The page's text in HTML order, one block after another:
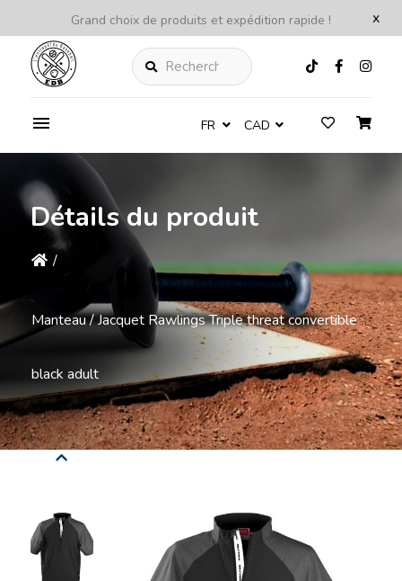
x
Grand choix de produits et expédition rapide !
Rechercher
FR CAD
Détails du produit
/
Manteau / Jacquet Rawlings Triple threat convertible
black adult